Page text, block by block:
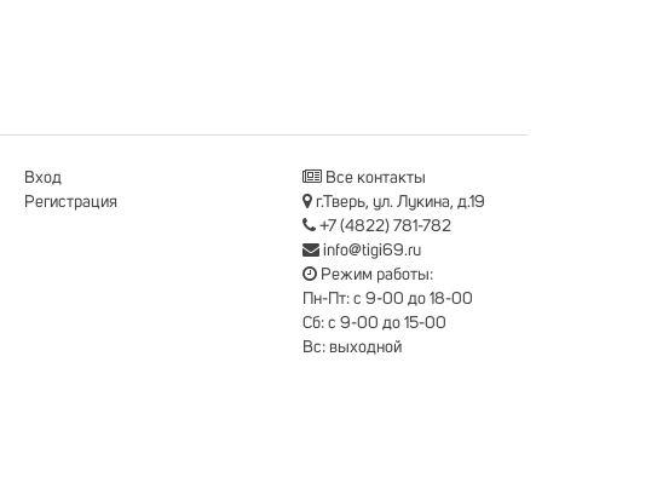
Вход
Регистрация
Все контакты
г.Тверь, ул. Лукина, д.19
+7 (4822) 781-782
info@tigi69.ru
Режим работы:
Пн-Пт: с 9-00 до 18-00
Сб: с 9-00 до 15-00
Вс: выходной